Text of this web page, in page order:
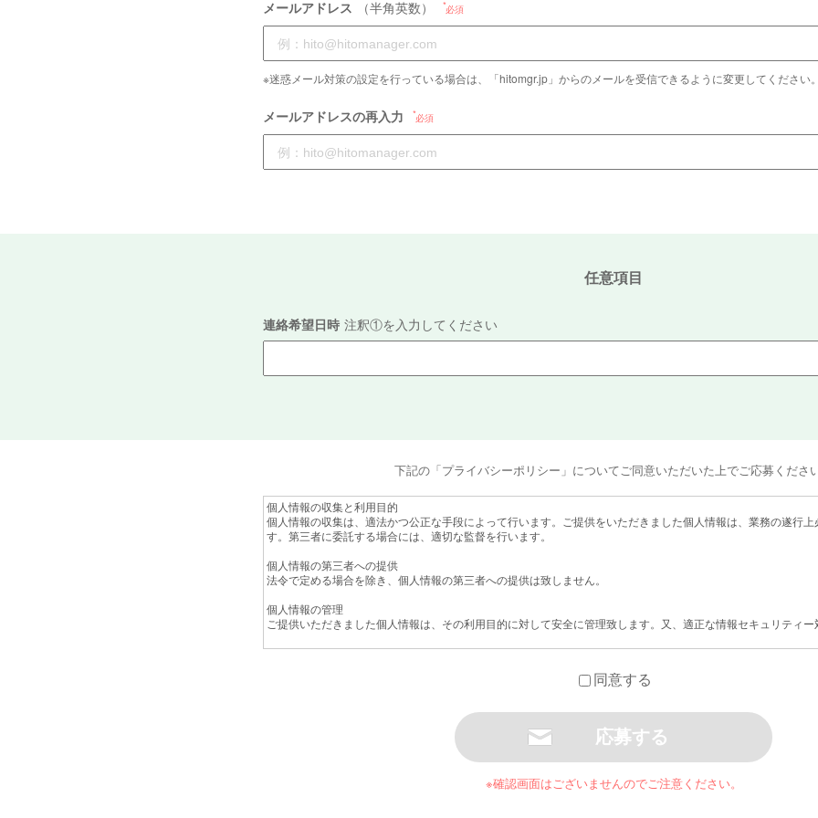
メールアドレス （半角英数） 必須
※迷惑メール対策の設定を行っている場合は、「hitomgr.jp」からのメールを受信できるように変更してください
メールアドレスの再入力 必須
任意項目
連絡希望日時 注釈①を入力してください
下記の「プライバシーポリシー」についてご同意いただいた上でご応募くださ
個人情報の収集と利用目的
個人情報の収集は、適法かつ公正な手段によって行います。ご提供をいただきました個人情報は、業務の遂行
す。第三者に委託する場合には、適切な監督を行います。
個人情報の第三者への提供
法令で定める場合を除き、個人情報の第三者への提供は致しません。
個人情報の管理
ご提供いただきました個人情報は、その利用目的に対して安全に管理致します。又、適正な情報セキュリティ
個人情報の開示、訂正、追加及び利用停止について
法令の変更に合わせて、プライバシーポリシーを改定させていただく場合がございますので、ご利用の際には
同意する
※確認画面はございませんのでご注意ください。